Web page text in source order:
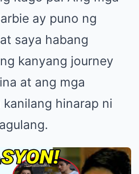
ay puno ng
saya habang
kanyang journey
at ang mga
kanilang hinarap ni